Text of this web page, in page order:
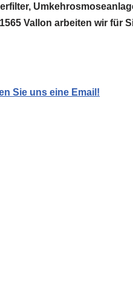
Vallon arbeiten wir für
Sie uns eine Email!